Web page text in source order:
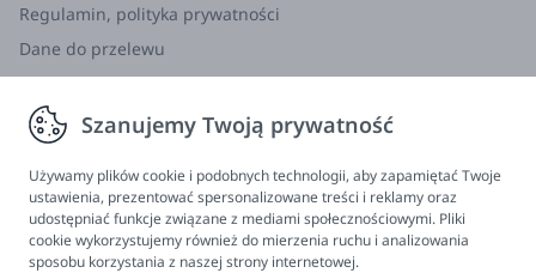
Regulamin, polityka prywatności
Dane do przelewu
Zwroty, wymiana, reklamacja
Informacje
Program lojalnościowy
FAQ - najczęściej zadawane pytania
Newsletter
Szanujemy Twoją prywatność
Używamy plików cookie i podobnych technologii, aby zapamiętać Twoje
ustawienia, prezentować spersonalizowane treści i reklamy oraz
udostępniać funkcje związane z mediami społecznościowymi. Pliki
cookie wykorzystujemy również do mierzenia ruchu i analizowania
sposobu korzystania z naszej strony internetowej.